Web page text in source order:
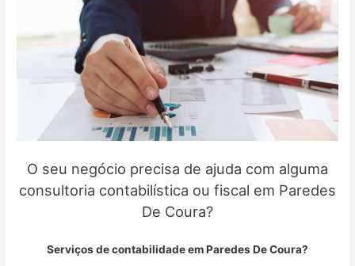
O seu negócio precisa de ajuda com alguma
consultoria contabilística ou fiscal em Paredes
De Coura?
Serviços de contabilidade em Paredes De Coura?